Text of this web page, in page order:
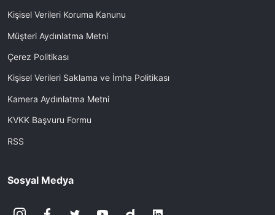
Kişisel Verileri Koruma Kanunu
Müşteri Aydınlatma Metni
Çerez Politikası
Kişisel Verileri Saklama ve İmha Politikası
Kamera Aydınlatma Metni
KVKK Başvuru Formu
RSS
Sosyal Medya